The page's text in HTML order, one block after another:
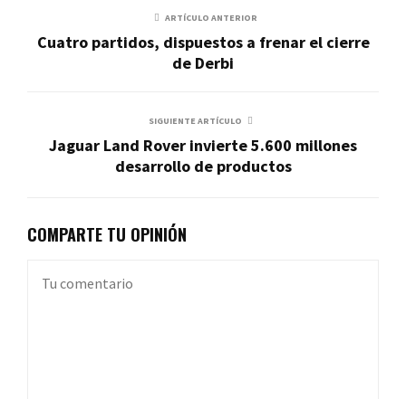
ARTÍCULO ANTERIOR
Cuatro partidos, dispuestos a frenar el cierre
de Derbi
SIGUIENTE ARTÍCULO
Jaguar Land Rover invierte 5.600 millones
desarrollo de productos
COMPARTE TU OPINIÓN